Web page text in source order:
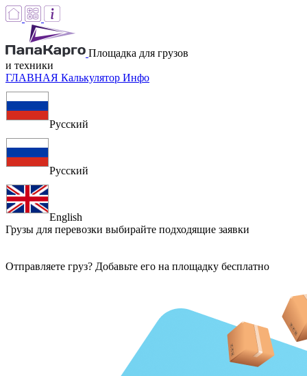
Площадка для грузов
и техники
ГЛАВНАЯ Калькулятор Инфо
Русский
Русский
English
Грузы для перевозки выбирайте подходящие заявки
Отправляете груз? Добавьте его на площадку бесплатно